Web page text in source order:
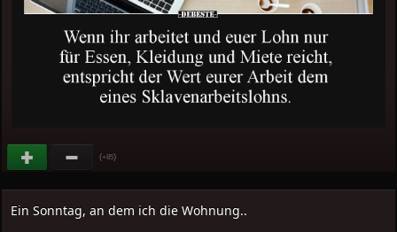
(+85)
Ein Sonntag, an dem ich die Wohnung..